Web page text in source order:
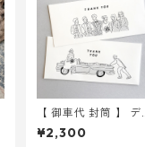
【 御車代 封筒 】 デ
イン2種入り 10枚セ
ット ｜ 結婚式 ウェ
¥2,300